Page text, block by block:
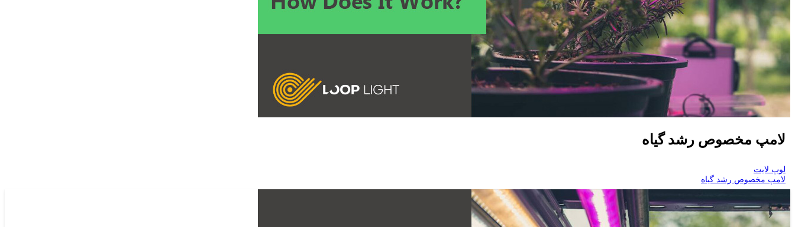
لامپ مخصوص رشد گیاه
لوپ لایت
لامپ مخصوص رشد گیاه